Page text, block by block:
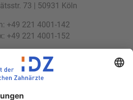
73 | 50931 Köln
+49 221 4001-142
+49 221 4001-152
idz(at)idz.institute
www.idz.institute